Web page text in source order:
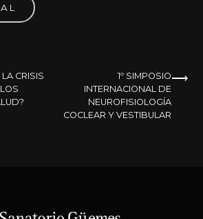
CRISIS
1º SIMPOSIO
INTERNACIONAL DE
NEUROFISIOLOGÍA
COCLEAR Y VESTIBULAR